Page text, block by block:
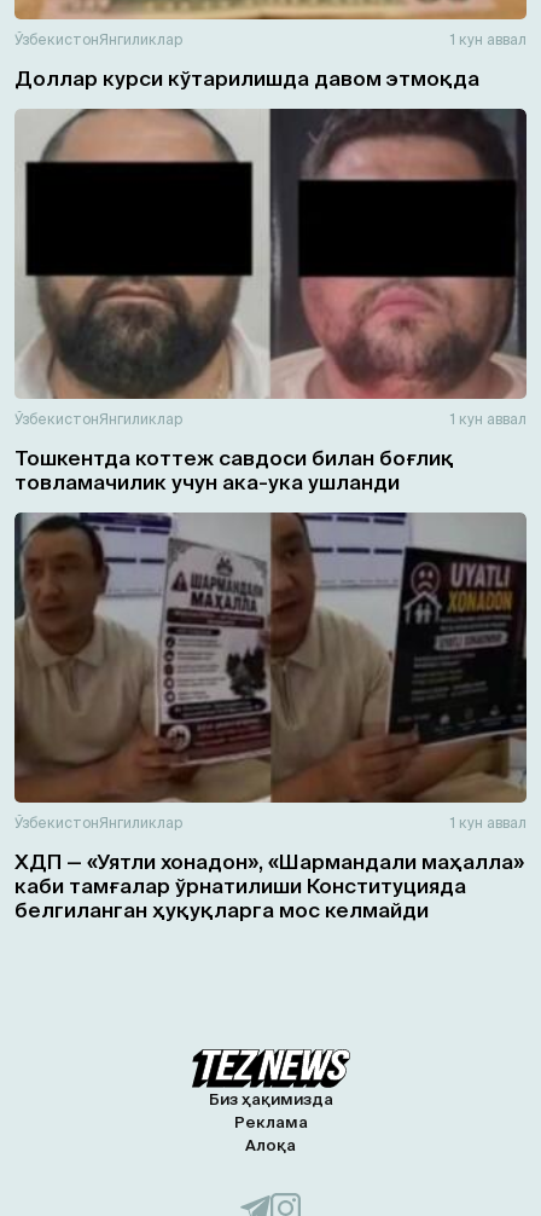
ЎзбекистонЯнгиликлар 1 кун аввал
Доллар курси кўтарилишда давом этмоқда
ЎзбекистонЯнгиликлар 1 кун аввал
Тошкентда коттеж савдоси билан боғлиқ
товламачилик учун ака-ука ушланди
ЎзбекистонЯнгиликлар 1 кун аввал
ХДП — «Уятли хонадон», «Шармандали маҳалла»
каби тамғалар ўрнатилиши Конституцияда
белгиланган ҳуқуқларга мос келмайди
Биз ҳақимизда
Реклама
Алоқа